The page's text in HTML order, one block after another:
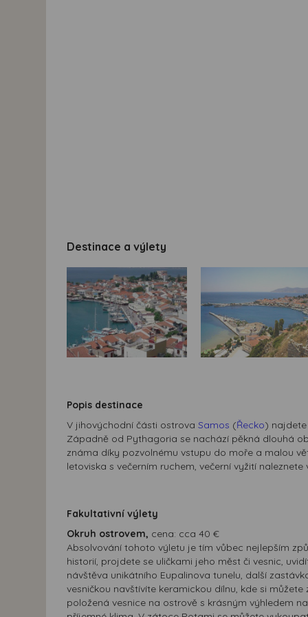
Destinace a výlety
Popis destinace
V jihovýchodní části ostrova Samos (Řecko)
Západně od Pythagoria se nachází pěkná dlouhá
známa díky pozvolnému vstupu do moře a malou
letoviska s večerním ruchem, večerní vyžití
Fakultativní výlety
Okruh ostrovem, cena: cca 40 €
Absolvování tohoto výletu je tím vůbec nejlepším
historií, projdete se uličkami jeho měst či vesnic,
návštěva unikátního Eupalinova tunelu, další
vesničkou navštívíte keramickou dílnu, kde si
položená vesnice na ostrově s krásným výhledem